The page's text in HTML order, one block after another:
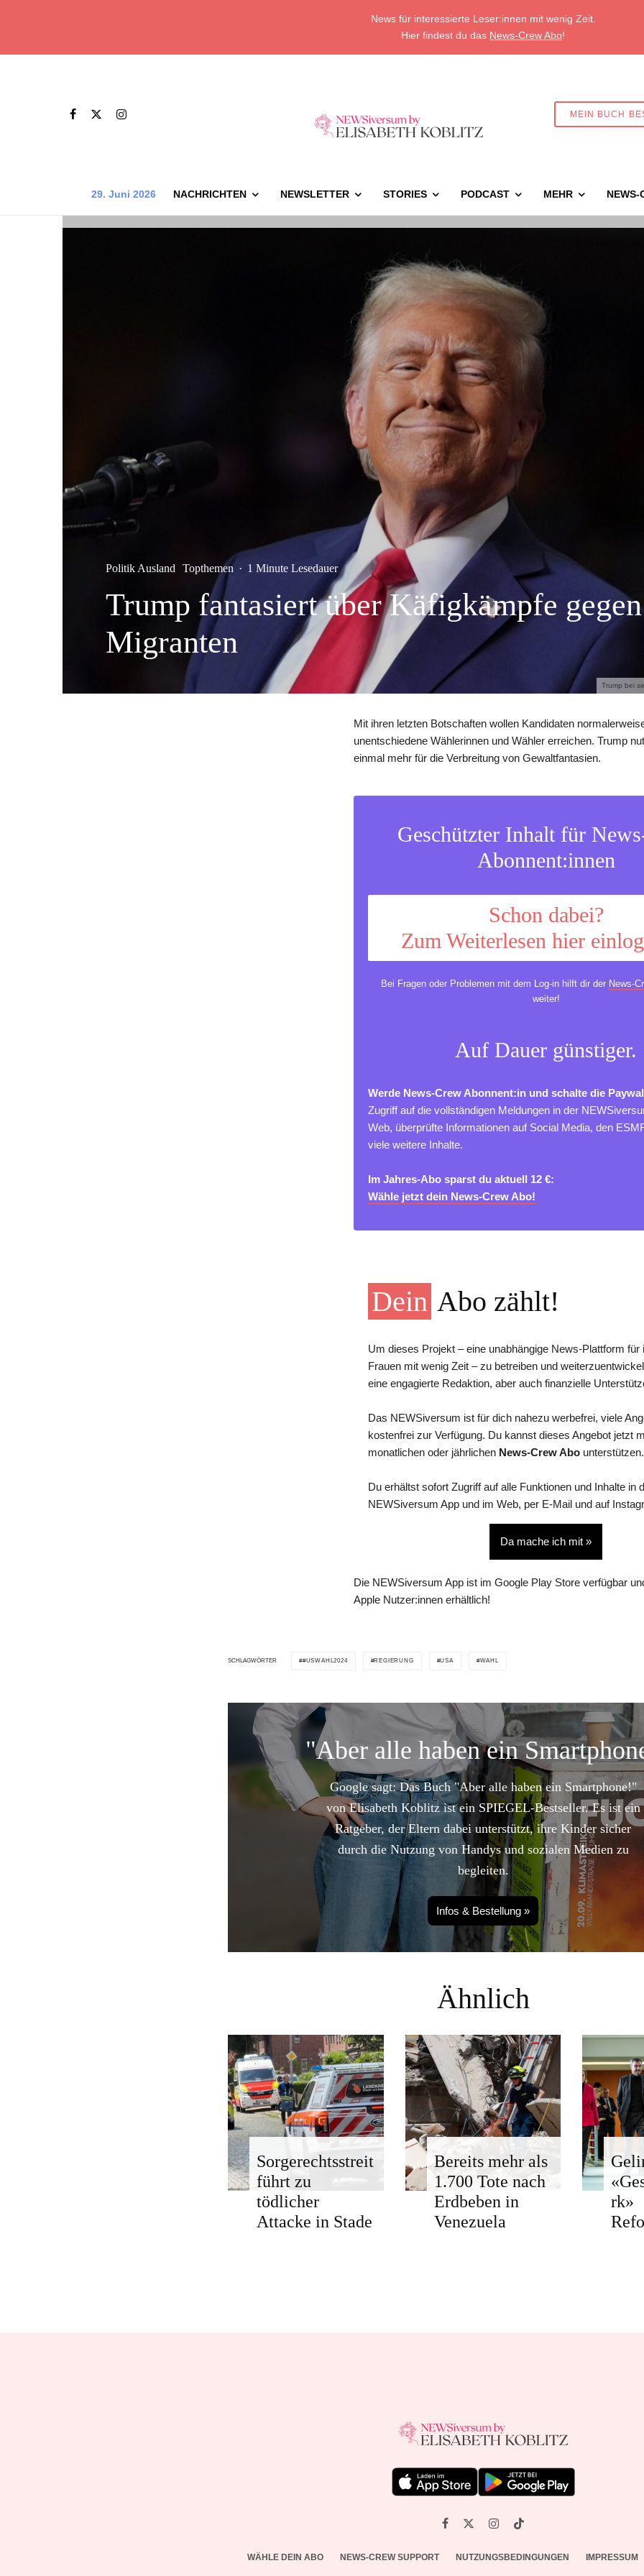
News für interessierte Leser:innen mit wenig Zeit.
Hier findest du das News-Crew Abo!
MEIN BUCH
29. Juni 2026 NACHRICHTEN NEWSLETTER STORIES PODCAST MEHR NEWS-
Trump bei
Politik Ausland Topthemen · 1 Minute Lesedauer
Trump fantasiert über Käfigkämpfe gegen
Migranten
Mit ihren letzten Botschaften wollen Kandidaten
unentschiedene Wählerinnen und Wähler erreichen. Trump
einmal mehr für die Verbreitung von Gewaltfantasien.
Geschützter Inhalt für
Abonnent:innen
Schon dabei?
Zum Weiterlesen hier
Bei Fragen oder Problemen mit dem Log-in hilft dir der News-
weiter!
Auf Dauer günstiger.
Werde News-Crew Abonnent:in und schalte die
Zugriff auf die vollständigen Meldungen in der
Web, überprüfte Informationen auf Social Media, den
viele weitere Inhalte.
Im Jahres-Abo sparst du aktuell 12 €:
Wähle jetzt dein News-Crew Abo!
Dein Abo zählt!
Um dieses Projekt – eine unabhängige News-Plattform für
Frauen mit wenig Zeit – zu betreiben und
eine engagierte Redaktion, aber auch finanzielle
Das NEWSiversum ist für dich nahezu werbefrei, viele
kostenfrei zur Verfügung. Du kannst dieses Angebot jetzt
monatlichen oder jährlichen News-Crew Abo unterstützen.
Du erhältst sofort Zugriff auf alle Funktionen und Inhalte in
NEWSiversum App und im Web, per E-Mail und auf
Da mache ich mit »
Die NEWSiversum App ist im Google Play Store verfügbar
Apple Nutzer:innen erhältlich!
SCHLAGWÖRTER #USWAHL2024 REGIERUNG USA WAHL
"Aber alle haben ein
Google sagt: Das Buch "Aber alle haben ein Smartphone!"
von Elisabeth Koblitz ist ein SPIEGEL-Bestseller. Es ist ein
Ratgeber, der Eltern dabei unterstützt, ihre Kinder sicher
durch die Nutzung von Handys und sozialen Medien zu
begleiten.
Infos & Bestellung »
Ähnlich
Sorgerechtsstreit
führt zu
tödlicher
Attacke in Stade
Bereits mehr als
1.700 Tote nach
Erdbeben in
Venezuela
rk»
WÄHLE DEIN ABO NEWS-CREW SUPPORT NUTZUNGSBEDINGUNGEN IMPRESSUM